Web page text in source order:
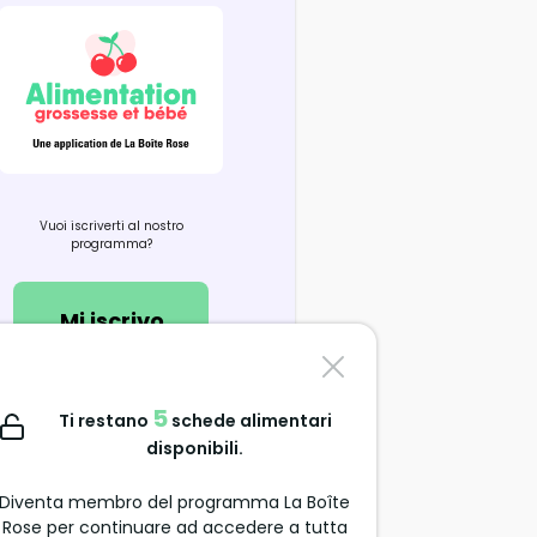
Vuoi iscriverti al nostro
programma?
Mi iscrivo
Contattaci
support@alimentation-
Ti restano 5schede alimentari
disponibili.
Diventa membro del programma La Boîte
Rose per continuare ad accedere a tutta